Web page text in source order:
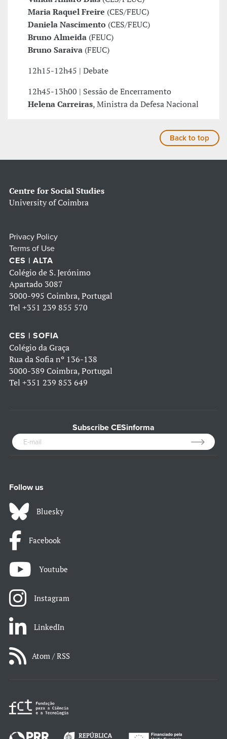
Maria Raquel Freire (CES/FEUC)
Daniela Nascimento (CES/FEUC)
Bruno Almeida (FEUC)
Bruno Saraiva (FEUC)
12h15-12h45 | Debate
12h45-13h00 | Sessão de Encerramento
Helena Carreiras, Ministra da Defesa Nacional
Back to top
Centre for Social Studies
University of Coimbra
Privacy Policy
Terms of Use
CES | ALTA
Colégio de S. Jerónimo
Apartado 3087
3000-995 Coimbra, Portugal
Tel +351 239 855 570
CES | SOFIA
Colégio da Graça
Rua da Sofia nº 136-138
3000-389 Coimbra, Portugal
Tel +351 239 853 649
Subscribe CESinforma
Follow us
Bluesky
Facebook
Youtube
Instagram
LinkedIn
Atom / RSS